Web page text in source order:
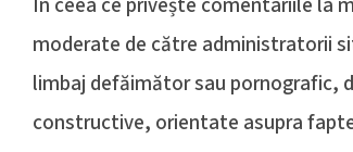
moderate de către administratorii
limbaj defăimător sau pornografic,
constructive, orientate asupra